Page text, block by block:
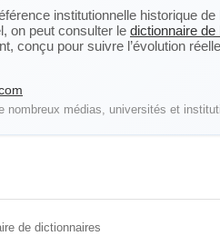
institutionnelle historique
on peut consulter le dictionnaire de
conçu pour suivre l’évolution
médias, universités et
de dictionnaires